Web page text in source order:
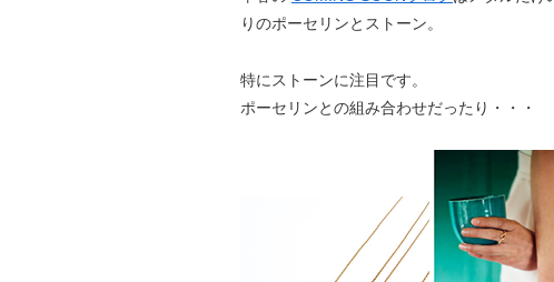
りのポーセリンとストーン。
特にストーンに注目です。
ポーセリンとの組み合わせだったり・・・